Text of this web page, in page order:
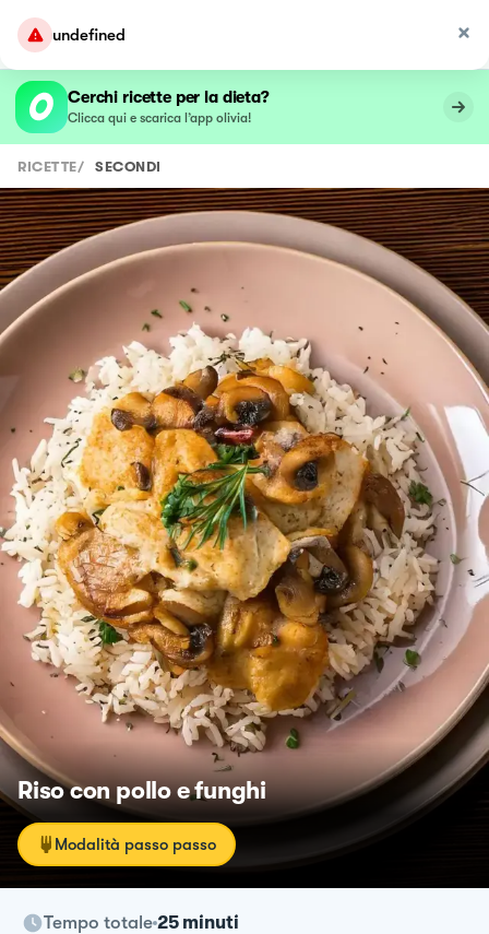
undefined
Cerchi ricette per la dieta?
Clicca qui e scarica l’app olivia!
RICETTE/ SECONDI
Riso con pollo e funghi
Modalità passo passo
Tempo totale 25 minuti